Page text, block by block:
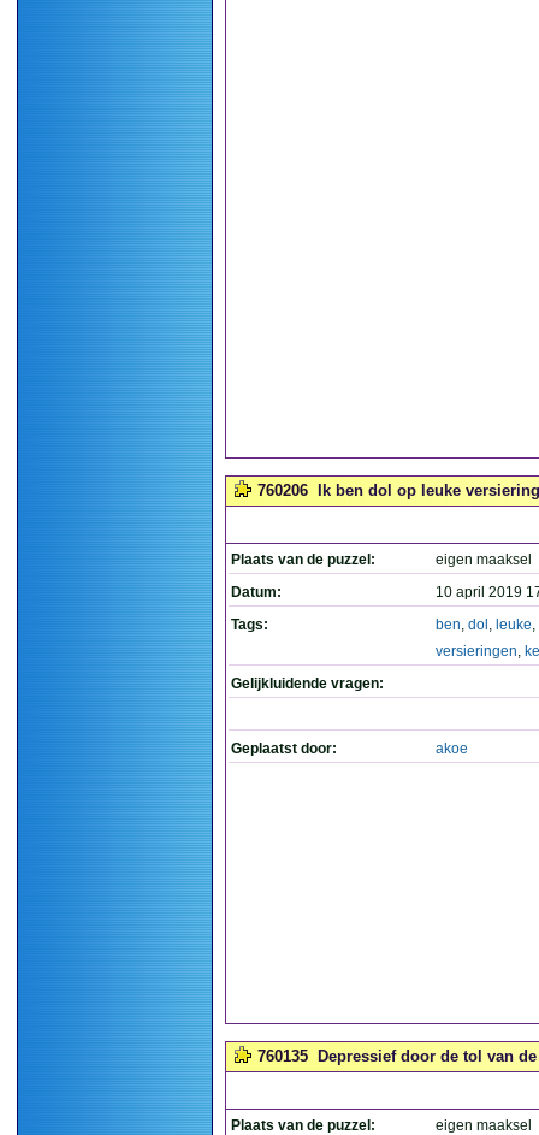
760206 Ik ben dol op leuke
Plaats van de puzzel:
eigen maaksel
Datum:
10 april 2019
Tags:
ben, dol , leuke,
versieringen,
Gelijkluidende vragen:
Geplaatst door: akoe
760135 Depressief door de tol van
Plaats van de puzzel:
eigen maaksel